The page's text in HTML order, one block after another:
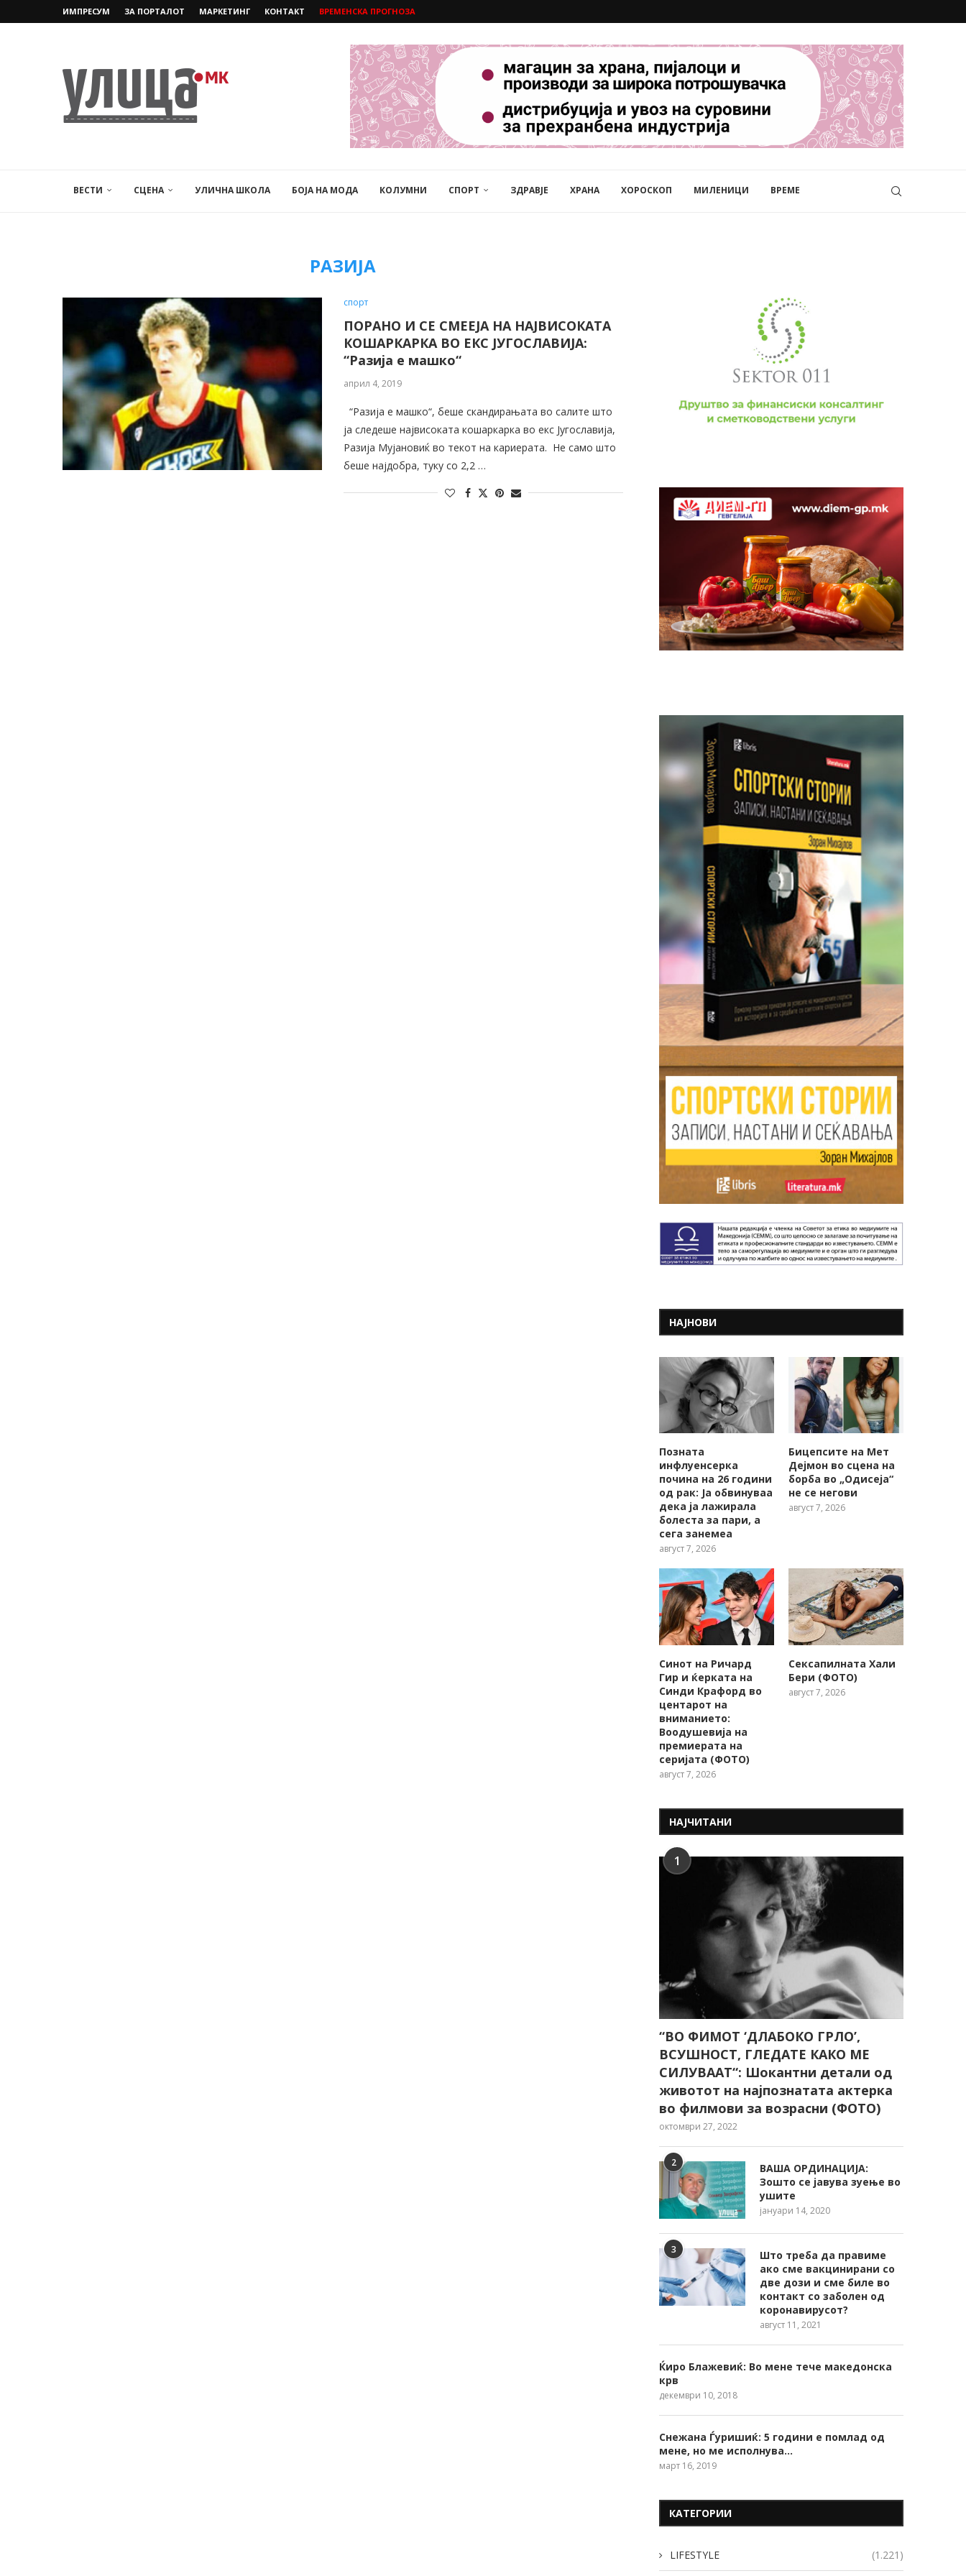
ИМПРЕСУМ ЗА ПОРТАЛОТ МАРКЕТИНГ КОНТАКТ ВРЕМЕНСКА ПРОГНОЗА
ВЕСТИ СЦЕНА УЛИЧНА ШКОЛА БОЈА НА МОДА КОЛУМНИ СПОРТ ЗДРАВЈЕ ХРАНА ХОРОСКОП МИЛЕНИЦИ ВРЕМЕ
РАЗИЈА
спорт
ПОРАНО И СЕ СМЕЕЈА НА НАЈВИСОКАТА
КОШАРКАРКА ВО ЕКС ЈУГОСЛАВИЈА:
“Разија е машко“
април 4, 2019
“Разија е машко“, беше скандирањата во салите што
ја следеше највисоката кошаркарка во екс Југославија,
Разија Мујановиќ во текот на кариерата. Не само што
беше најдобра, туку со 2,2 …
НАЈНОВИ
Позната
инфлуенсерка
почина на 26 години
од рак: Ја обвинуваа
дека ја лажирала
болеста за пари, а
сега занемеа
август 7, 2026
Бицепсите на Мет
Дејмон во сцена на
борба во „Одисеја“
не се негови
август 7, 2026
Синот на Ричард
Гир и ќерката на
Синди Крафорд во
центарот на
вниманието:
Воодушевија на
премиерата на
серијата (ФОТО)
август 7, 2026
Сексапилната Хали
Бери (ФОТО)
август 7, 2026
НАЈЧИТАНИ
1
“ВО ФИМОТ ‘ДЛАБОКО ГРЛО’,
ВСУШНОСТ, ГЛЕДАТЕ КАКО МЕ
СИЛУВААТ“: Шокантни детали од
животот на најпознатата актерка
во филмови за возрасни (ФОТО)
октомври 27, 2022
2
ВАША ОРДИНАЦИЈА:
Зошто се јавува зуење во
ушите
јануари 14, 2020
3
Што треба да правиме
ако сме вакцинирани со
две дози и сме биле во
контакт со заболен од
коронавирусот?
август 11, 2021
Ќиро Блажевиќ: Во мене тече македонска
крв
декември 10, 2018
Снежана Ѓуришиќ: 5 години е помлад од
мене, но ме исполнува…
март 16, 2019
КАТЕГОРИИ
LIFESTYLE (1.221)